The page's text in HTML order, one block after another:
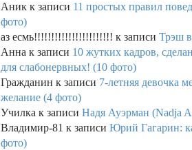
Аник к записи 11 простых правил
фото)
аз есмь!!!!!!!!!!!!!!!!!!!!!!! к записи Трэш в
Анна к записи 10 жутких кадров,
для слабонервных! (10 фото)
Гражданин к записи 7-летняя девочка
желание (4 фото)
Училка к записи Надя Ауэрман (Nadja
Владимир-81 к записи Юрий Гагарин:
фото)